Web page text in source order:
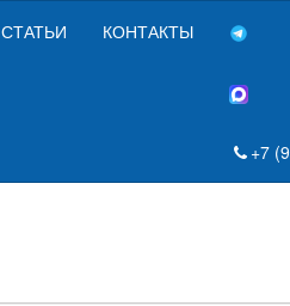
СТАТЬИ КОНТАКТЫ
+7